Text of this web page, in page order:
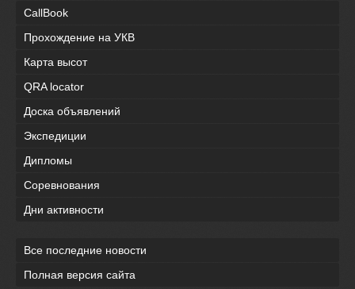
CallBook
Прохождение на УКВ
Карта высот
QRA locator
Доска объявлений
Экспедиции
Дипломы
Соревнования
Дни активности
Все последние новости
Полная версия сайта